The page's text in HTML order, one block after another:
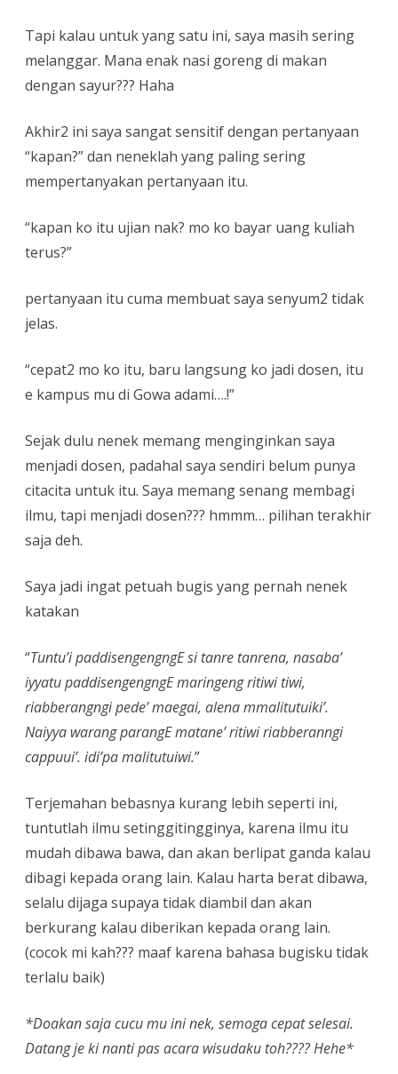
Tapi kalau untuk yang satu ini, saya masih sering
melanggar. Mana enak nasi goreng di makan
dengan sayur??? Haha
Akhir2 ini saya sangat sensitif dengan pertanyaan
“kapan?” dan neneklah yang paling sering
mempertanyakan pertanyaan itu.
“kapan ko itu ujian nak? mo ko bayar uang kuliah
terus?”
pertanyaan itu cuma membuat saya senyum2 tidak
jelas.
“cepat2 mo ko itu, baru langsung ko jadi dosen, itu
e kampus mu di Gowa adami….!”
Sejak dulu nenek memang menginginkan saya
menjadi dosen, padahal saya sendiri belum punya
citacita untuk itu. Saya memang senang membagi
ilmu, tapi menjadi dosen??? hmmm… pilihan terakhir
saja deh.
Saya jadi ingat petuah bugis yang pernah nenek
katakan
“Tuntu’i paddisengengngE si tanre tanrena, nasaba’
iyyatu paddisengengngE maringeng ritiwi tiwi,
riabberangngi pede’ maegai, alena mmalitutuiki’.
Naiyya warang parangE matane’ ritiwi riabberanngi
cappuui’. idi’pa malitutuiwi.”
Terjemahan bebasnya kurang lebih seperti ini,
tuntutlah ilmu setinggitingginya, karena ilmu itu
mudah dibawa bawa, dan akan berlipat ganda kalau
dibagi kepada orang lain. Kalau harta berat dibawa,
selalu dijaga supaya tidak diambil dan akan
berkurang kalau diberikan kepada orang lain.
(cocok mi kah??? maaf karena bahasa bugisku tidak
terlalu baik)
*Doakan saja cucu mu ini nek, semoga cepat selesai.
Datang je ki nanti pas acara wisudaku toh???? Hehe*